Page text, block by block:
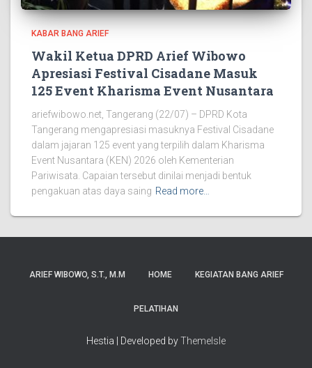
KABAR BANG ARIEF
Wakil Ketua DPRD Arief Wibowo
Apresiasi Festival Cisadane Masuk
125 Event Kharisma Event Nusantara
ariefwibowo.net, Tangerang (22/07) – DPRD Kota
Tangerang mengapresiasi masuknya Festival Cisadane
dalam jajaran 125 event yang terpilih dalam Kharisma
Event Nusantara (KEN) 2026 oleh Kementerian
Pariwisata. Capaian tersebut dinilai menjadi bentuk
pengakuan atas daya saing Read more…
ARIEF WIBOWO, S.T., M.M HOME KEGIATAN BANG ARIEF
PELATIHAN
Hestia | Developed byThemeIsle